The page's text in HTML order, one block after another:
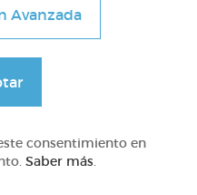
7 años)
qué
Avanzada
consentimiento en
Saber más.